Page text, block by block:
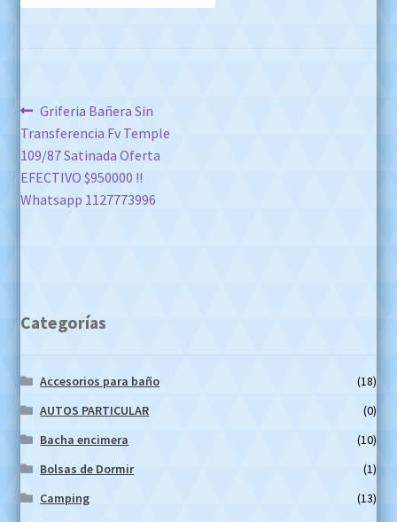
Navegación
de
entradas
Anterior:
Griferia Bañera Sin
Transferencia Fv Temple
109/87 Satinada Oferta
EFECTIVO $950000 !!
Whatsapp 1127773996
Categorías
Accesorios para baño
(18)
AUTOS PARTICULAR
(0)
Bacha encimera
(10)
Bolsas de Dormir
(1)
Camping
(13)